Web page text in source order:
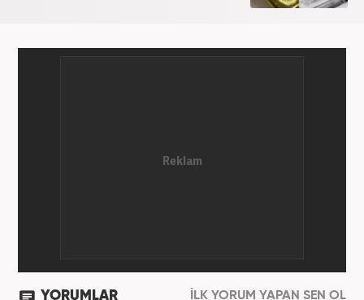
YORUMLAR İLK YORUM YAPAN SEN OL